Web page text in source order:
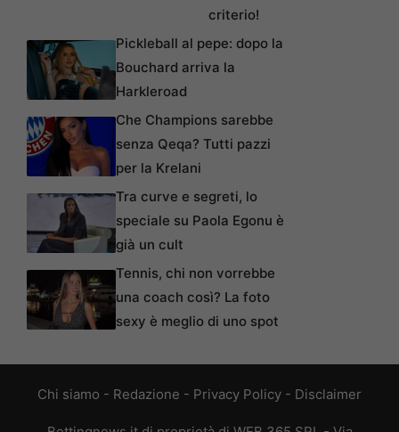
criterio!
Pickleball al pepe: dopo la
Bouchard arriva la
Harkleroad
Che Champions sarebbe
senza Qeqa? Tutti pazzi
per la Krelani
Tra curve e segreti, lo
speciale su Paola Egonu è
già un cult
Tennis, chi non vorrebbe
una coach così? La foto
sexy è meglio di uno spot
Chi siamo - Redazione - Privacy Policy - Disclaimer